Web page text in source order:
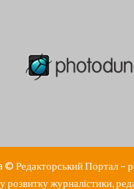
© Редакторський Портал –
розвитку журналістики,